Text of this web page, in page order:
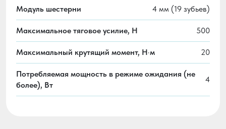
Модуль шестерни 4 мм (19 зубьев)
Максимальное тяговое усилие, H 500
Максимальный крутящий момент, Н·м 20
Потребляемая мощность в режиме ожидания (не
более), Вт
4